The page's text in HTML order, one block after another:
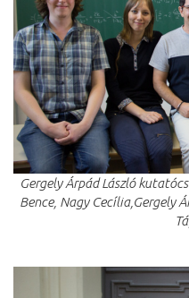
Gergely Árpád László
Bence, Nagy Cecília,Gergely